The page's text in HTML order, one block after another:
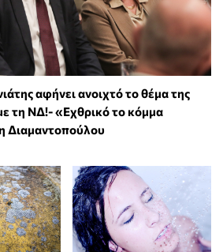
αφήνει ανοιχτό το θέμα της
τη ΝΔ!- «Εχθρικό το κόμμα
Διαμαντοπούλου